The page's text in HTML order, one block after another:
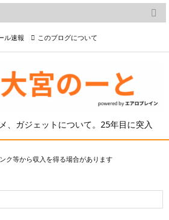
、ガジェットについて。25年目に突入

メニュー

検索
ル速報 このブログについて
ク等から収入を得る場合があります